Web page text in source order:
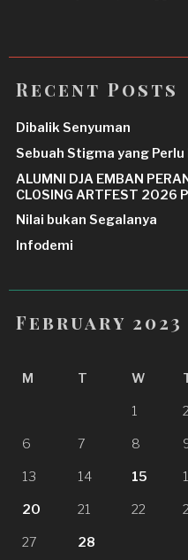
Recent Posts
Dibalik Senyuman
Sebuah Stigma yang Perlu
ALUMNI DJA EMBAN
CLOSING ARTFEST 2026
Nilai bukan Segalanya
Infodemi
February 2023
M T W
1 2
6 7 8
13 14 15
20 21 22
27 28